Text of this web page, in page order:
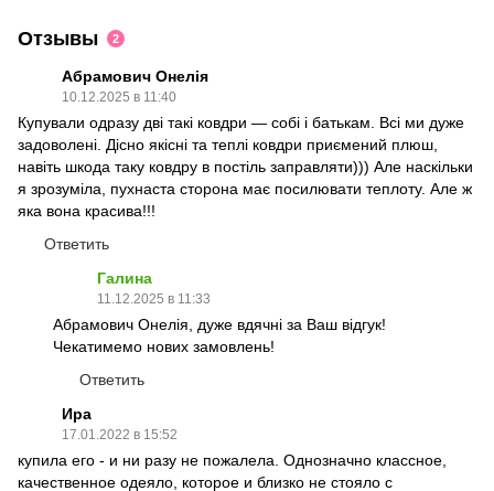
Отзывы 2
Абрамович Онелія
10.12.2025 в 11:40
Купували одразу дві такі ковдри — собі і батькам. Всі ми дуже
задоволені. Дісно якісні та теплі ковдри приємений плюш,
навіть шкода таку ковдру в постіль заправляти))) Але наскільки
я зрозуміла, пухнаста сторона має посилювати теплоту. Але ж
яка вона красива!!!
Ответить
Галина
11.12.2025 в 11:33
Абрамович Онелія, дуже вдячні за Ваш відгук!
Чекатимемо нових замовлень!
Ответить
Ира
17.01.2022 в 15:52
купила его - и ни разу не пожалела. Однозначно классное,
качественное одеяло, которое и близко не стояло с